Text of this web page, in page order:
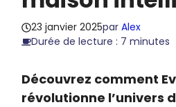
23 janvier 2025parAlex
Durée de lecture : 7 minutes
Découvrez comment
révolutionne l’univers